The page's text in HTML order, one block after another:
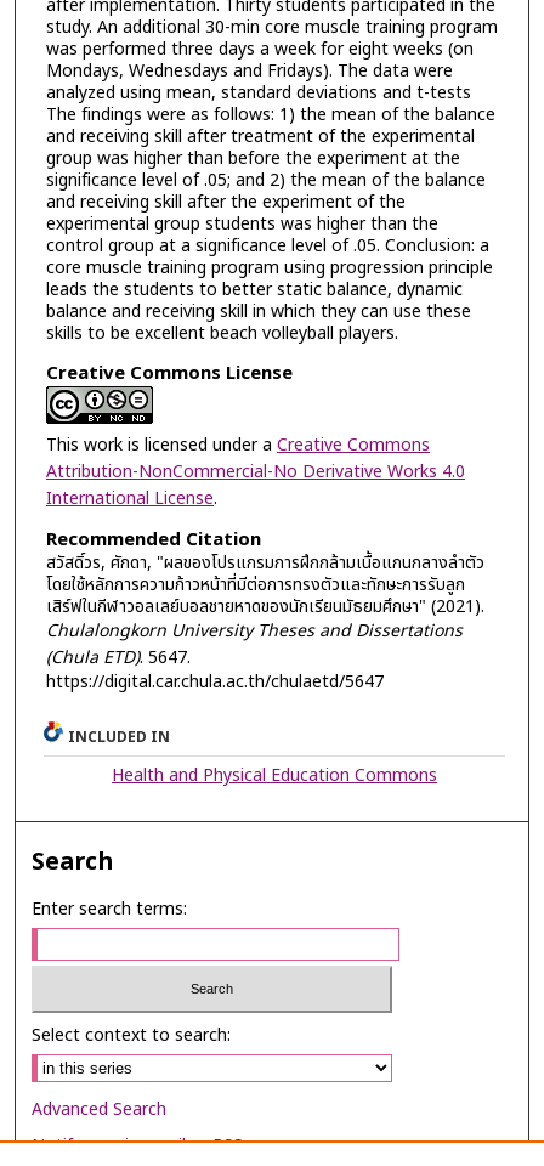
after implementation. Thirty students participated in the
study. An additional 30-min core muscle training program
was performed three days a week for eight weeks (on
Mondays, Wednesdays and Fridays). The data were
analyzed using mean, standard deviations and t-tests
The findings were as follows: 1) the mean of the balance
and receiving skill after treatment of the experimental
group was higher than before the experiment at the
significance level of .05; and 2) the mean of the balance
and receiving skill after the experiment of the
experimental group students was higher than the
control group at a significance level of .05. Conclusion: a
core muscle training program using progression principle
leads the students to better static balance, dynamic
balance and receiving skill in which they can use these
skills to be excellent beach volleyball players.
Creative Commons License
This work is licensed under a Creative Commons
Attribution-NonCommercial-No Derivative Works 4.0
International License.
Recommended Citation
สวัสดิ์วร, ศักดา, "ผลของโปรแกรมการฝึกกล้ามเนื้อแกนกลางลำตัว
โดยใช้หลักการความก้าวหน้า​ที่มีต่อการทรงตัวและทักษะการรับลูก
เสิร์ฟในกีฬาวอลเลย์บอลชายหาดของนักเรียนมัธยมศึกษา" (2021).
Chulalongkorn University Theses and Dissertations
(Chula ETD). 5647.
https://digital.car.chula.ac.th/chulaetd/5647
INCLUDED IN
Health and Physical Education Commons
Search
Enter search terms:
Select context to search:
Advanced Search
Notify me via email orRSS